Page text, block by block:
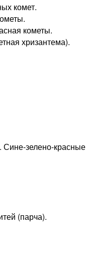
комет.
кометы.
хризантема).
зелено-
(парча).